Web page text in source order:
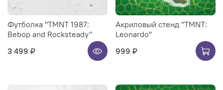
Футболка "TMNT 1987:
Bebop and Rocksteady"
3 499 ₽
Акриловый стенд "TMNT:
Leonardo"
999 ₽